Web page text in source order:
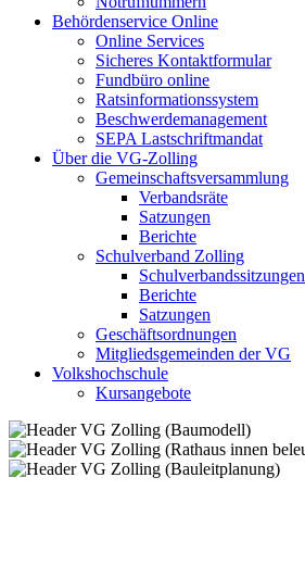
Behördenservice Online
Online Services
Sicheres Kontaktformular
Fundbüro online
Ratsinformationssystem
Beschwerdemanagement
SEPA Lastschriftmandat
Über die VG-Zolling
Gemeinschaftsversammlung
Verbandsräte
Satzungen
Berichte
Schulverband Zolling
Schulverbandssitzungen
Berichte
Satzungen
Geschäftsordnungen
Mitgliedsgemeinden der VG
Volkshochschule
Kursangebote